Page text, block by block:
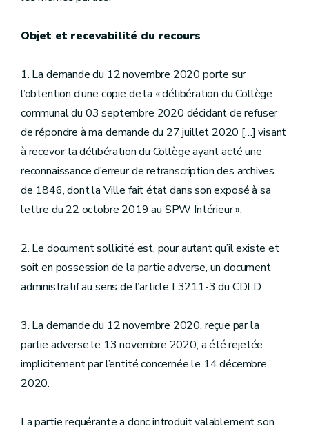
Objet et recevabilité du recours
1. La demande du 12 novembre 2020 porte sur
l’obtention d’une copie de la « délibération du Collège
communal du 03 septembre 2020 décidant de refuser
de répondre à ma demande du 27 juillet 2020 […] visant
à recevoir la délibération du Collège ayant acté une
reconnaissance d’erreur de retranscription des archives
de 1846, dont la Ville fait état dans son exposé à sa
lettre du 22 octobre 2019 au SPW Intérieur ».
2. Le document sollicité est, pour autant qu’il existe et
soit en possession de la partie adverse, un document
administratif au sens de l’article L3211-3 du CDLD.
3. La demande du 12 novembre 2020, reçue par la
partie adverse le 13 novembre 2020, a été rejetée
implicitement par l’entité concernée le 14 décembre
2020.
La partie requérante a donc introduit valablement son